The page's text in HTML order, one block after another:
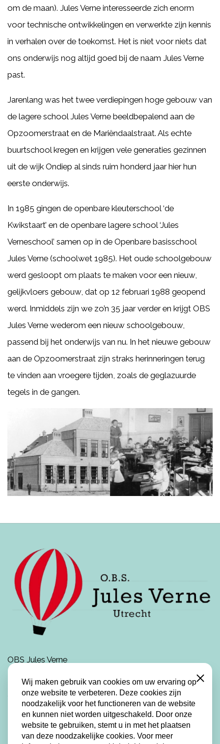
om de maan). Jules Verne interesseerde zich enorm
voor technische ontwikkelingen en verwerkte zijn kennis
in verhalen over de toekomst. Het is niet voor niets dat
ons onderwijs nog altijd goed bij de naam Jules Verne
past.
Jarenlang was het twee verdiepingen hoge gebouw van
de lagere school Jules Verne beeldbepalend aan de
Opzoomerstraat en de Mariëndaalstraat. Als echte
buurtschool kregen en krijgen vele generaties gezinnen
uit de wijk Ondiep al sinds ruim honderd jaarhier hun
eerste onderwijs.
In 1985 gingen de openbare kleuterschool ‘de
Kwikstaart’ en de openbare lagere school ‘Jules
Verneschool’ samen op in de Openbare basisschool
Jules Verne (schoolwet 1985). Het oude schoolgebouw
werd gesloopt om plaats te maken voor een nieuw,
gelijkvloers gebouw, dat op 12 februari 1988 geopend
werd. Inmiddels zijn we zo’n 35 jaar verder en krijgt OBS
Jules Verne wederom een nieuw schoolgebouw,
passend bij het onderwijs van nu. In het nieuwe gebouw
aan de Opzoomerstraat zijn straks herinneringen terug
te vinden aan vroegere tijden, zoals de geglazuurde
tegels in de gangen.
OBS Jules Verne
Mariëndaalstraat 21
3551 XH Utrecht
Telefoon: 030-2442388
E-mail: directie.julesverne@spoutrecht.nl
Wij maken gebruik van cookies om uw ervaring op
onze website te verbeteren. Deze cookies zijn
noodzakelijk voor het functioneren van de website
en kunnen niet worden uitgeschakeld. Door onze
website te gebruiken, stemt u in met het plaatsen
van deze noodzakelijke cookies. Voor meer
Close